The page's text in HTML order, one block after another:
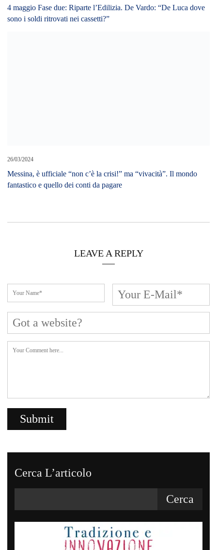
4 maggio Fase due: Riparte l’Edilizia. De Vardo: “De Luca dove
sono i soldi ritrovati nei cassetti?”
26/03/2024
Messina, è ufficiale “non c’è la crisi!” ma “vivacità”. Il mondo
fantastico e quello dei conti da pagare
LEAVE A REPLY
Cerca L’articolo